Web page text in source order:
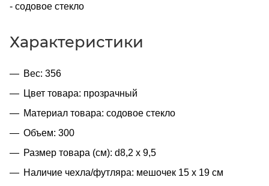
- содовое стекло
Характеристики
Вес: 356
Цвет товара: прозрачный
Материал товара: содовое стекло
Объем: 300
Размер товара (см): d8,2 х 9,5
Наличие чехла/футляра: мешочек 15 х 19 см